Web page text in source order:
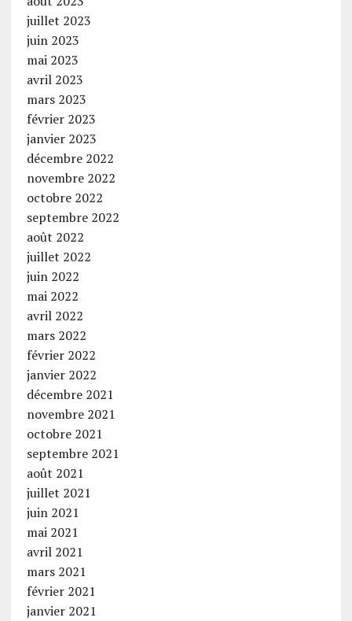
juillet 2023
juin 2023
mai 2023
avril 2023
mars 2023
février 2023
janvier 2023
décembre 2022
novembre 2022
octobre 2022
septembre 2022
août 2022
juillet 2022
juin 2022
mai 2022
avril 2022
mars 2022
février 2022
janvier 2022
décembre 2021
novembre 2021
octobre 2021
septembre 2021
août 2021
juillet 2021
juin 2021
mai 2021
avril 2021
mars 2021
février 2021
janvier 2021